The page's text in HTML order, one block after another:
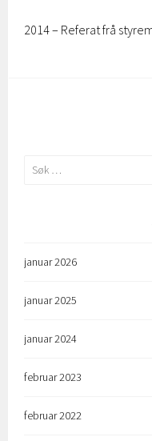
2014 – Referat frå
Søk
januar 2026
januar 2025
januar 2024
februar 2023
februar 2022